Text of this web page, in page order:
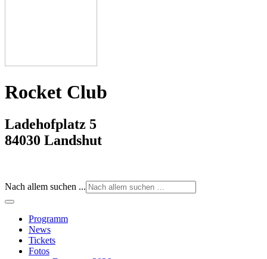
Rocket Club
Ladehofplatz 5
84030 Landshut
Nach allem suchen ...
Programm
News
Tickets
Fotos